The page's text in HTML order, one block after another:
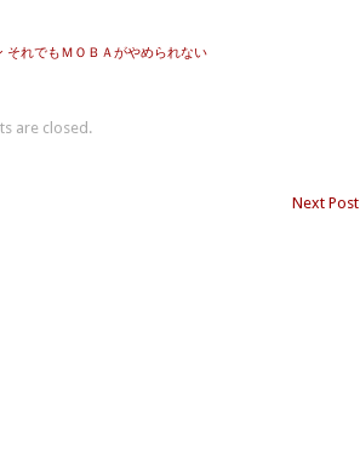
それでもＭＯＢＡがやめられない
are closed.
Next Post